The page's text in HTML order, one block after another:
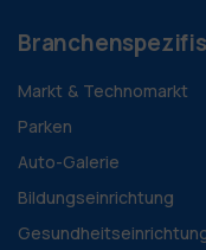
Markt & Technomarkt
Parken
Auto-Galerie
Bildungseinrichtung